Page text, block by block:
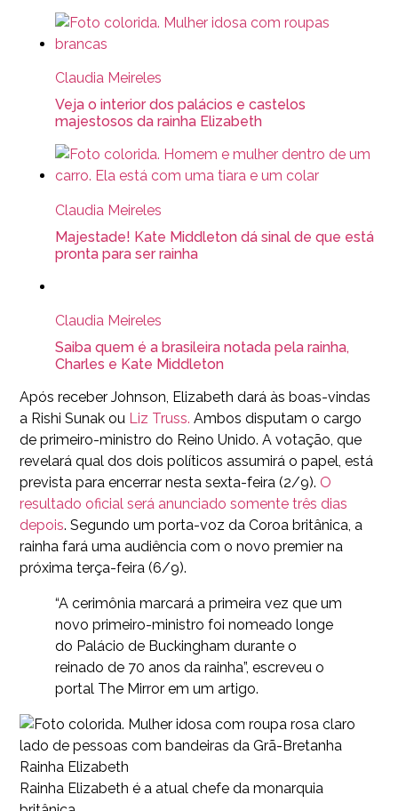
Claudia Meireles
Veja o interior dos palácios e castelos
majestosos da rainha Elizabeth
Claudia Meireles
Majestade! Kate Middleton dá sinal de que está
pronta para ser rainha
Claudia Meireles
Saiba quem é a brasileira notada pela rainha,
Charles e Kate Middleton
Após receber Johnson, Elizabeth dará às boas-vindas
a Rishi Sunak ou Liz Truss. Ambos disputam o cargo
de primeiro-ministro do Reino Unido. A votação, que
revelará qual dos dois políticos assumirá o papel, está
prevista para encerrar nesta sexta-feira (2/9). O
resultado oficial será anunciado somente três dias
depois. Segundo um porta-voz da Coroa britânica, a
rainha fará uma audiência com o novo premier na
próxima terça-feira (6/9).
“A cerimônia marcará a primeira vez que um
novo primeiro-ministro foi nomeado longe
do Palácio de Buckingham durante o
reinado de 70 anos da rainha”, escreveu o
portal The Mirror em um artigo.
Rainha Elizabeth
Rainha Elizabeth é a atual chefe da monarquia